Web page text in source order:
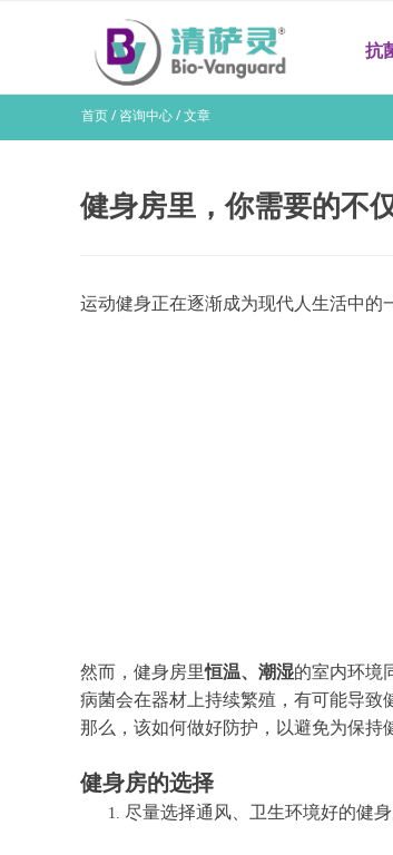
抗
健身房里，你需要的
运动健身正在逐渐成为现代人生活中的
然而，健身房里恒温、潮湿的室内环境
病菌会在器材上持续繁殖，有可能导致
那么，该如何做好防护，以避免为保持
健身房的选择
尽量选择通风、卫生环境好的健身
首页 / 咨询中心 / 文章